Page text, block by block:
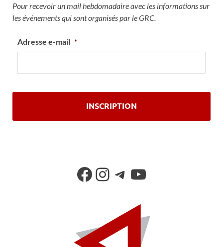
Pour recevoir un mail hebdomadaire avec les informations sur
les événements qui sont organisés par le GRC.
Adresse e-mail *